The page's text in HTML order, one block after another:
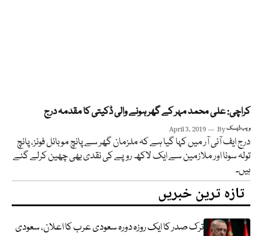
کراچی: علی محمد مہر کے گھر ہونے والی ڈکیتی کا مقدمہ درج
April 3, 2019 Byویب ڈیسک
درج ایف آئی آر میں کہا گیا ہے کہ ملزمان گھر سے پانچ موبائل فونز، پانچ
تولہ سونا اور ملازمین سے ایک لاکھ روپے کی نقدی بھی چھین کرلے گئے
ہیں۔
تازہ ترین خبریں
ترک صدر کا ایک روزہ دورہ سعودی عرب کا اعلان، سعودی